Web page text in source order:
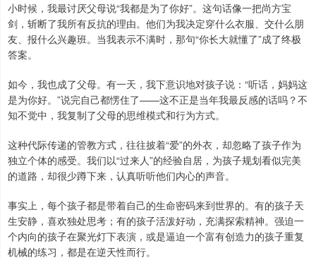
小时候，我最讨厌父母说“我都是为了你好”。这句话像一把尚方宝
剑，斩断了我所有反抗的理由。他们为我决定穿什么衣服、交什么朋
友、报什么兴趣班。当我表示不满时，那句“你长大就懂了”成了终极
答案。
如今，我也成了父母。有一天，我下意识地对孩子说：“听话，妈妈这
是为你好。”说完自己都愣住了——这不正是当年我最反感的话吗？不
知不觉中，我复制了父母的思维模式和行为方式。
这种代际传递的管教方式，往往披着“爱”的外衣，却忽略了孩子作为
独立个体的感受。我们以“过来人”的经验自居，为孩子规划看似完美
的道路，却很少蹲下来，认真听听他们内心的声音。
事实上，每个孩子都是带着自己的生命密码来到世界的。有的孩子天
生安静，喜欢独处思考；有的孩子活泼好动，充满探索精神。强迫一
个内向的孩子在聚光灯下表演，或是逼迫一个富有创造力的孩子重复
机械的练习，都是在逆天性而行。